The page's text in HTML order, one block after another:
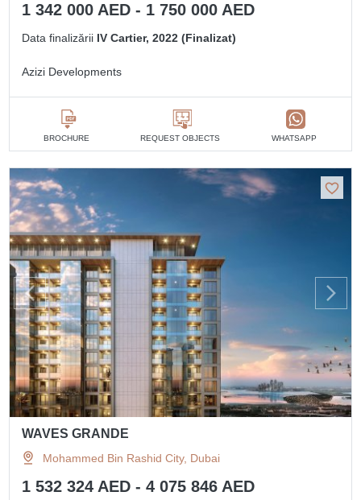
1 342 000 AED - 1 750 000 AED
Data finalizării IV Cartier, 2022 (Finalizat)
Azizi Developments
BROCHURE REQUEST OBJECTS WHATSAPP
WAVES GRANDE
Mohammed Bin Rashid City, Dubai
1 532 324 AED - 4 075 846 AED